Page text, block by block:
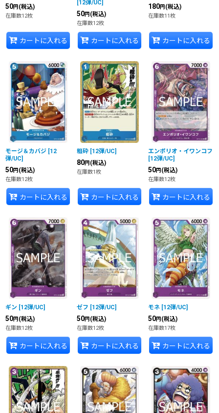
50円 (税込)
在庫数12枚
カートに入れる
[12弾/UC]
50円 (税込)
在庫数12枚
カートに入れる
180円 (税込)
在庫数11枚
カートに入れる
モージ＆カバジ [12
弾/UC]
50円 (税込)
在庫数12枚
カートに入れる
粗砕 [12弾/UC]
80円 (税込)
在庫数1枚
カートに入れる
エンポリオ・イワンコフ
[12弾/UC]
50円 (税込)
在庫数12枚
カートに入れる
ギン [12弾/UC]
50円 (税込)
在庫数12枚
カートに入れる
ゼフ [12弾/UC]
50円 (税込)
在庫数12枚
カートに入れる
モネ [12弾/UC]
50円 (税込)
在庫数17枚
カートに入れる